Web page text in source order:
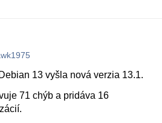
13 vyšla nová verzia 13.1.
71 chýb a pridáva 16